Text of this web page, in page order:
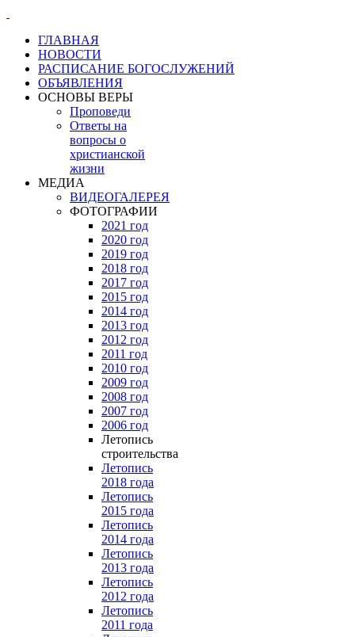
ГЛАВНАЯ
НОВОСТИ
РАСПИСАНИЕ БОГОСЛУЖЕНИЙ
ОБЪЯВЛЕНИЯ
ОСНОВЫ ВЕРЫ
Проповеди
Ответы на
вопросы о
христианской
жизни
МЕДИА
ВИДЕОГАЛЕРЕЯ
ФОТОГРАФИИ
2021 год
2020 год
2019 год
2018 год
2017 год
2015 год
2014 год
2013 год
2012 год
2011 год
2010 год
2009 год
2008 год
2007 год
2006 год
Летопись
строительства
Летопись
2018 года
Летопись
2015 года
Летопись
2014 года
Летопись
2013 года
Летопись
2012 года
Летопись
2011 года